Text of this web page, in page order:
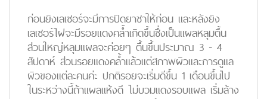
ก่อนยิงเลเซอร์จะมีการปิดยาชาให้ก่อน และหลังยิง
เลเซอร์ไฝจะมีรอยแดงคล้ำเกิดขึ้นซึ่งเป็นแผลหลุมตื้น
ส่วนใหญ่หลุมแผลจะค่อยๆ ตื้นขึ้นประมาณ 3 - 4
สัปดาห์ ส่วนรอยแดงคล้ำแล้วแต่สภาพผิวและการดูแล
ผิวของแต่ละคนค่ะ ปกติรอยจะเริ่มดีขึ้น 1 เดือนขึ้นไป
ในระหว่างนี้ถ้าแผลแห้งดี ไม่บวมแดงรอบแผล เริ่มล้าง